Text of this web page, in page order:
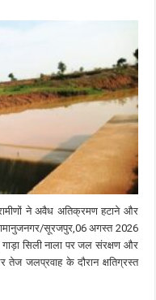
ने अवैध अतिक्रमण हटाने और
रामानुजनगर/सूरजपुर,06 अगस्त 2026
सिली नाला पर जल संरक्षण और
तेज जलप्रवाह के दौरान क्षतिग्रस्त